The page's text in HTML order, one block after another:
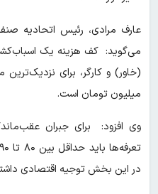
عارف مرادی، رئیس اتحادیه
می‌گوید: کف هزینه یک
میلیون تومان است.
وی افزود: برای جبران
در این بخش توجیه اقتصادی